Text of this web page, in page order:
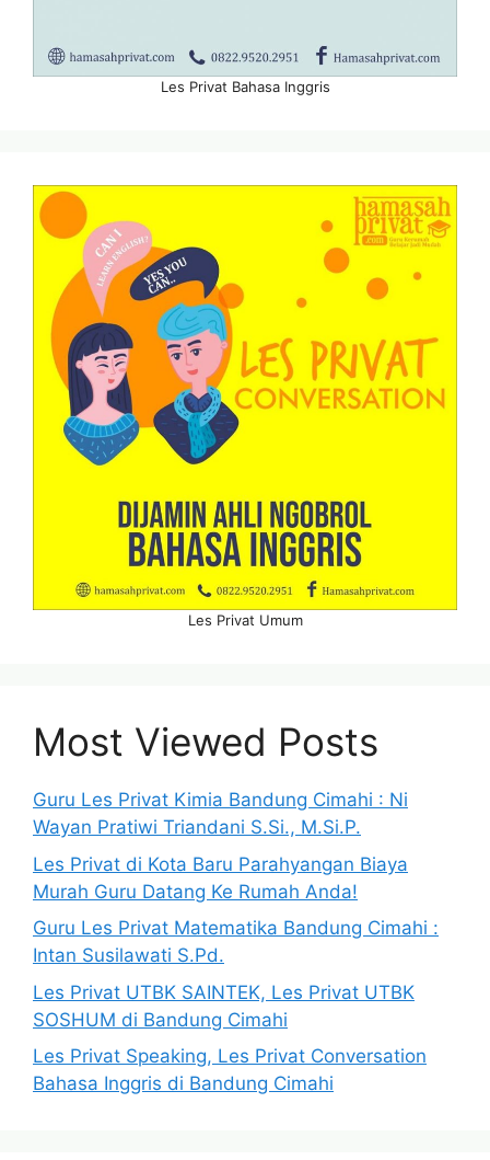
Les Privat Bahasa Inggris
Les Privat Umum
Most Viewed Posts
Guru Les Privat Kimia Bandung Cimahi : Ni
Wayan Pratiwi Triandani S.Si., M.Si.P.
Les Privat di Kota Baru Parahyangan Biaya
Murah Guru Datang Ke Rumah Anda!
Guru Les Privat Matematika Bandung Cimahi :
Intan Susilawati S.Pd.
Les Privat UTBK SAINTEK, Les Privat UTBK
SOSHUM di Bandung Cimahi
Les Privat Speaking, Les Privat Conversation
Bahasa Inggris di Bandung Cimahi